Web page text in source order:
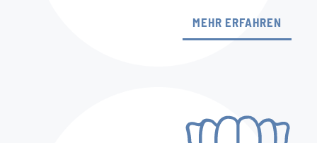
MEHR ERFAHREN